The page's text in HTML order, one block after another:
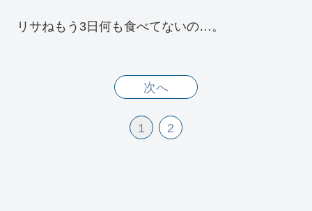
リサねもう3日何も食べてないの…。
次へ
1 2